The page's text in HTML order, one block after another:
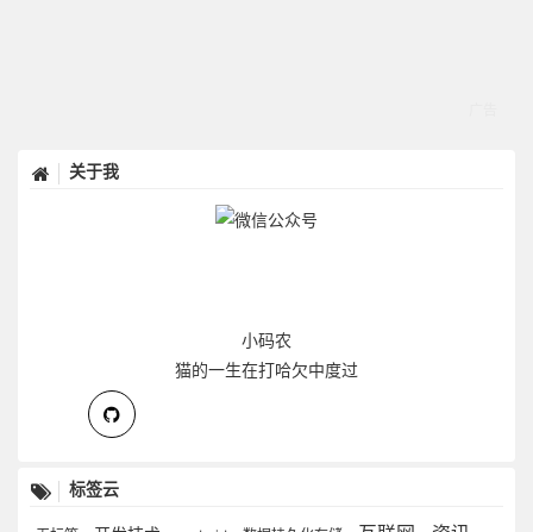
关于我
小码农
猫的一生在打哈欠中度过
标签云